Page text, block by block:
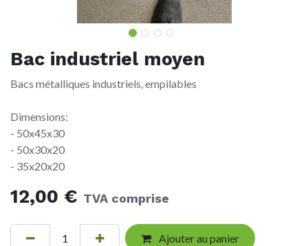
Bac industriel moyen
Bacs métalliques industriels, empilables
Dimensions:
- 50x45x30
- 50x30x20
- 35x20x20
12,00 € TVA comprise
Ajouter au panier